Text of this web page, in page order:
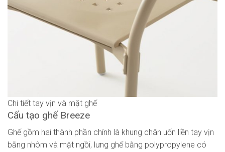
Chi tiết tay vịn và mặt ghế
Cấu tạo ghế Breeze
Ghế gồm hai thành phần chính là khung chân uốn liền tay vịn
bằng nhôm và mặt ngồi, lưng ghế bằng polypropylene có